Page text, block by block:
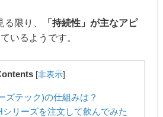
限り、
「持続性」が主なアピ
いるようです。
[非表示]
ズテック)の仕組みは？
リーズを注文して飲んでみた